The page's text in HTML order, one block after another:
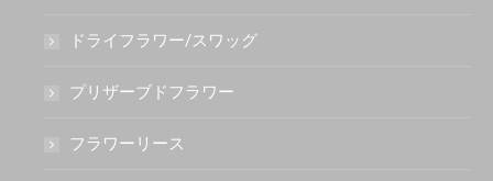
ドライフラワー/スワッグ
プリザーブドフラワー
フラワーリース